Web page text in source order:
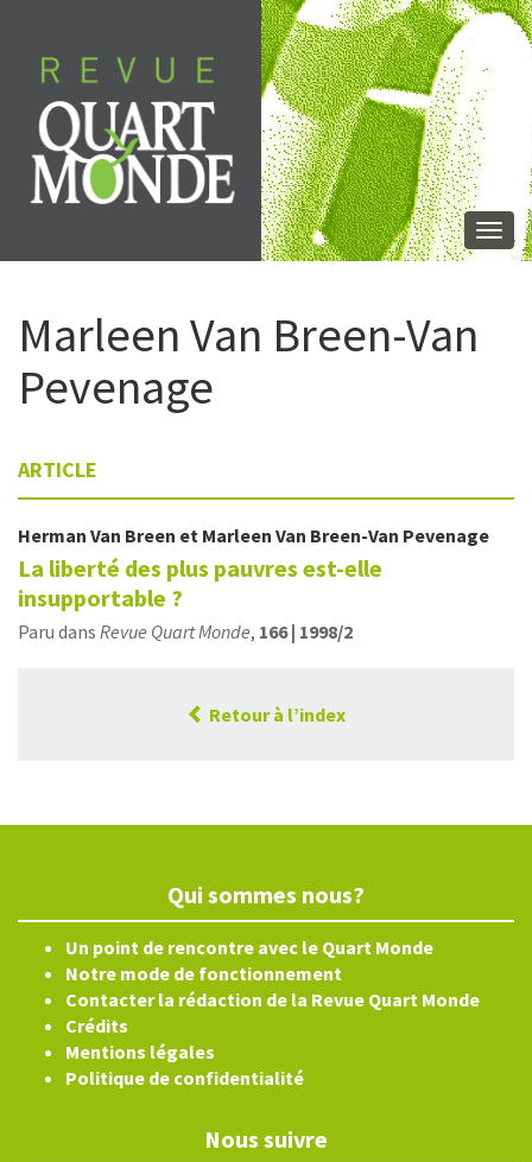
contenu
Marleen Van Breen-Van
Pevenage
ARTICLE
Herman Van Breen et Marleen Van Breen-Van Pevenage
La liberté des plus pauvres est-elle
insupportable ?
Paru dans Revue Quart Monde, 166 | 1998/2
Retour à l’index
Qui sommes nous?
Un point de rencontre avec le Quart Monde
Notre mode de fonctionnement
Contacter la rédaction de la Revue Quart Monde
Crédits
Mentions légales
Politique de confidentialité
Nous suivre